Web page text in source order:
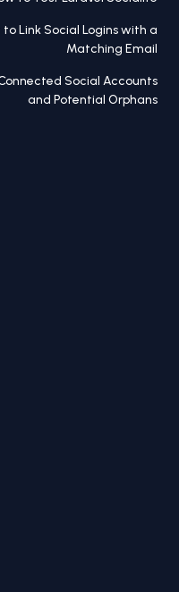
Link Social Logins with a
Matching Email
Social Accounts
and Potential Orphans